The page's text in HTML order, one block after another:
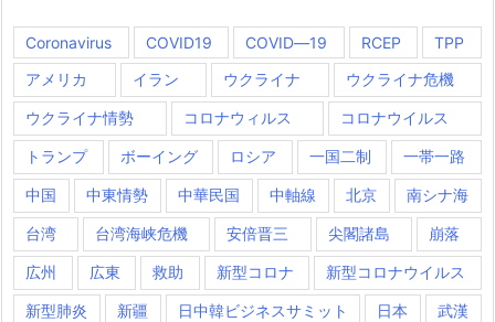
Coronavirus COVID19 COVID―19 RCEP
TPP
アメリカ
イラン ウクライナ ウクライナ危機
ウクライナ情勢 コロナウィルス コロナウイルス
トランプ ボーイング ロシア 一国二制 一帯一路
中国 中東情勢 中華民国 中軸線 北京 南シナ海
台湾 台湾海峡危機 安倍晋三 尖閣諸島 崩落
広州 広東 救助 新型コロナ 新型コロナウイルス
新型肺炎 新疆 日中韓ビジネスサミット 日本 武漢